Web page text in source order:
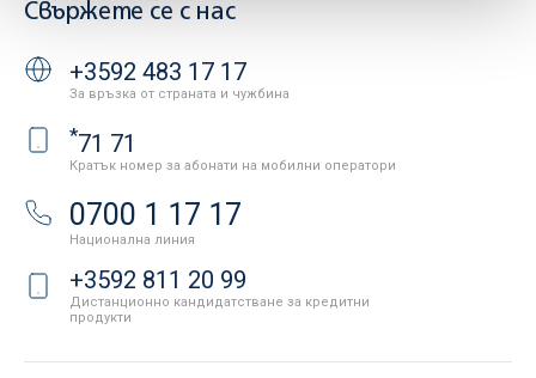
Свържете се с нас
+3592 483 17 17
За връзка от страната и чужбина
*71 71
Кратък номер за абонати на мобилни оператори
0700 1 17 17
Национална линия
+3592 811 20 99
Дистанционно кандидатстване за кредитни
продукти